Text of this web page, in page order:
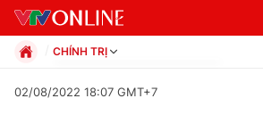
CHÍNH TRỊ
Xã hội
02/08/2022 18:07 GMT+7